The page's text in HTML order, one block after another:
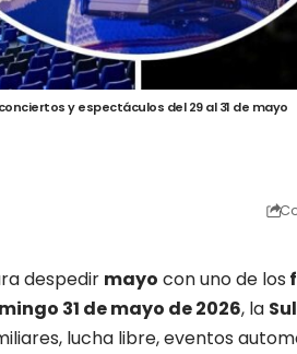
y espectáculos del 29 al 31 de mayo
despedir mayo con uno de los
31 de mayo de 2026, la
lucha libre, eventos